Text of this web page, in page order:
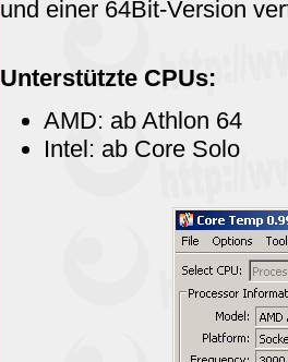
und einer 64Bit-Version
Unterstützte CPUs:
AMD: ab Athlon 64
Intel: ab Core Solo